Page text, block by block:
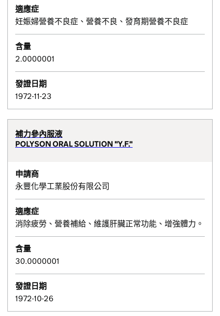
適應症
妊娠婦營養不良症、營養不良、發育期營養不良症
含量
2.0000001
發證日期
1972-11-23
補力參內服液
POLYSON ORAL SOLUTION "Y.F."
申請商
永豐化學工業股份有限公司
適應症
消除疲勞、營養補給、維護肝臟正常功能、增強體力。
含量
30.0000001
發證日期
1972-10-26